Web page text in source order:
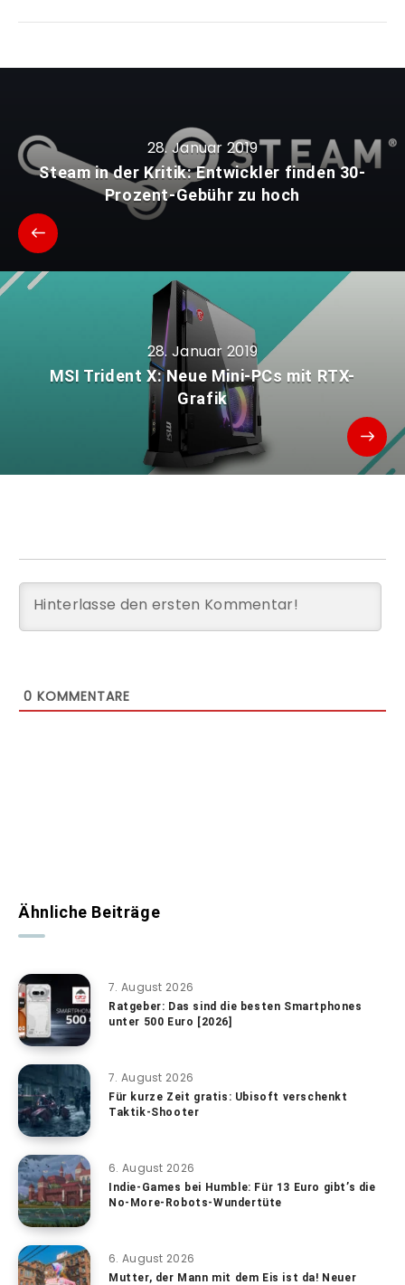
28. Januar 2019
Steam in der Kritik: Entwickler finden 30-
Prozent-Gebühr zu hoch
28. Januar 2019
MSI Trident X: Neue Mini-PCs mit RTX-
Grafik
0 KOMMENTARE
Ähnliche Beiträge
7. August 2026
Ratgeber: Das sind die besten Smartphones
unter 500 Euro [2026]
7. August 2026
Für kurze Zeit gratis: Ubisoft verschenkt
Taktik-Shooter
6. August 2026
Indie-Games bei Humble: Für 13 Euro gibt’s die
No-More-Robots-Wundertüte
6. August 2026
Mutter, der Mann mit dem Eis ist da! Neuer